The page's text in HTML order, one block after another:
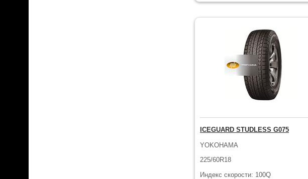
ICEGUARD STUDLESS G075
YOKOHAMA
225/60R18
Индекс скорости: 100Q